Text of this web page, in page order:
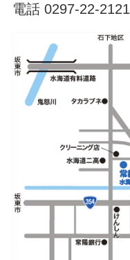
電話 0297-22-2121